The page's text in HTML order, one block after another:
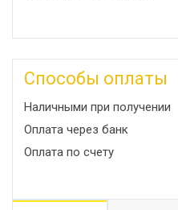
Способы оплаты
Наличными при получении
Оплата через банк
Оплата по счету